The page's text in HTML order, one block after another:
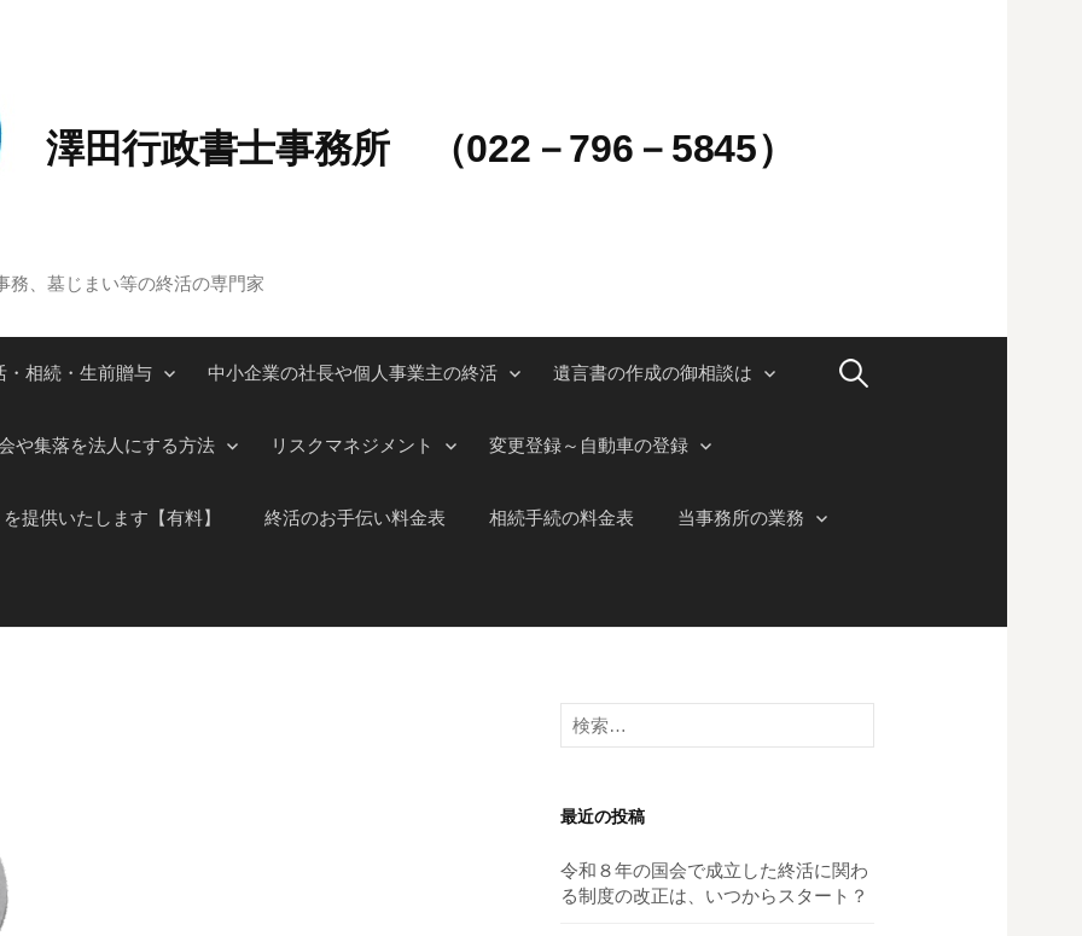
澤田行政書士事務所 （022－796－5845）
務、墓じまい等の終活の専門家
・相続・生前贈与 中小企業の社長や個人事業主の終活 遺言書の作成の御相談は
や集落を法人にする方法 リスクマネジメント 変更登録～自動車の登録
提供いたします【有料】 終活のお手伝い料金表 相続手続の料金表 当事務所の業務
検
検
索:
最近の投稿
令和８年の国会で成立した終活に関わ
る制度の改正は、いつからスタート？